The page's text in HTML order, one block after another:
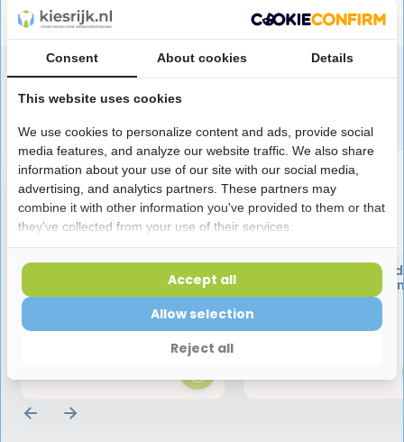
Reviews
Green Clean Dun - 100 stuks
2,55
GUM
HaliControl - 300
4,95
Consent About cookies Details
This website uses cookies
We use cookies to personalize content and ads, provide social
media features, and analyze our website traffic. We also share
information about your use of our site with our social media,
advertising, and analytics partners. These partners may
combine it with other information you've provided to them or that
they've collected from your use of their services.
Reject all
Allow selection
Accept all